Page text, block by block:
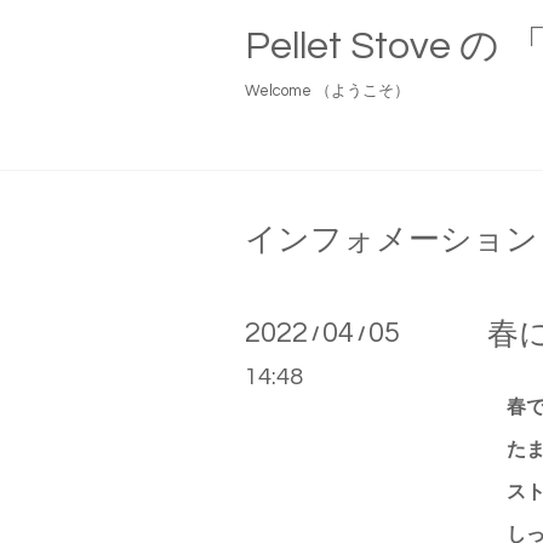
Pellet Stove の
Welcome （ようこそ）
インフォメーション
2022 / 04 / 05
14:48
春
春で
たま
スト
しっ